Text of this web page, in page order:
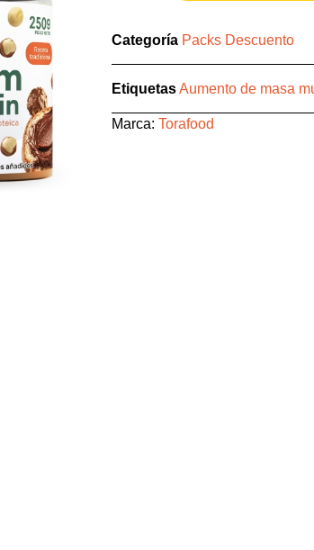
Categoría Packs Descuento
EtiquetasAumento de masa
Marca: Torafood